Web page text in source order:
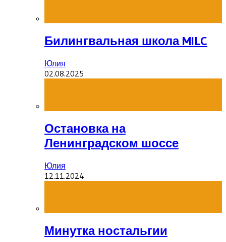
Билингвальная школа MILC
Юлия
02.08.2025
Остановка на
Ленинградском шоссе
Юлия
12.11.2024
Минутка ностальгии